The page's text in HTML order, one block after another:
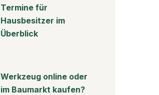
Termine für
Hausbesitzer im
Überblick
Werkzeug online oder
im Baumarkt kaufen?